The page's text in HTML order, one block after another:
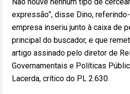
expressão”, disse Dino,
empresa inseriu junto à caixa de
principal do buscador, e que
artigo assinado pelo diretor de
Governamentais e Políticas
Lacerda, crítico do PL 2.630.